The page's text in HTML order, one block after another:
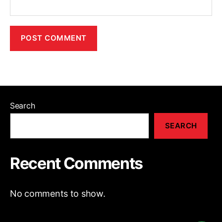
Search
SEARCH
Recent Comments
No comments to show.